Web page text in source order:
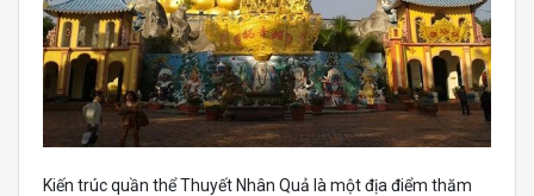
Kiến trúc quần thể Thuyết Nhân Quả là một địa điểm thăm